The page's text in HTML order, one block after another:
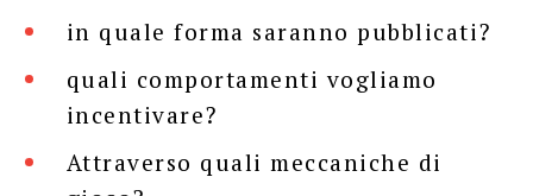
in quale forma saranno pubblicati?
quali comportamenti vogliamo
incentivare?
Attraverso quali meccaniche di